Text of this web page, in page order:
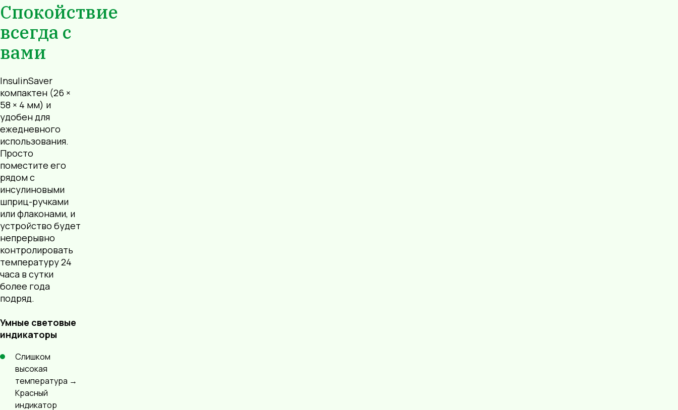
Спокойствие
всегда с
вами
InsulinSaver
компактен (26 ×
58 × 4 мм) и
удобен для
ежедневного
использования.
Просто
поместите его
рядом с
инсулиновыми
шприц-ручками
или флаконами, и
устройство будет
непрерывно
контролировать
температуру 24
часа в сутки
более года
подряд.
Умные световые
индикаторы
Слишком
высокая
температура →
Красный
индикатор